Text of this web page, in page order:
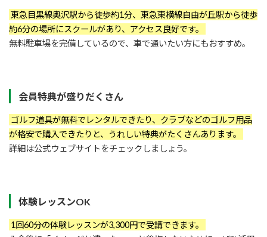
東急目黒線奥沢駅から徒歩約1分、東急東横線自由が丘駅から徒歩
約6分の場所にスクールがあり、アクセス良好です。
無料駐車場を完備しているので、車で通いたい方にもおすすめ。
会員特典が盛りだくさん
ゴルフ道具が無料でレンタルできたり、クラブなどのゴルフ用品
が格安で購入できたりと、うれしい特典がたくさんあります。
詳細は公式ウェブサイトをチェックしましょう。
体験レッスンOK
1回60分の体験レッスンが3,300円で受講できます。